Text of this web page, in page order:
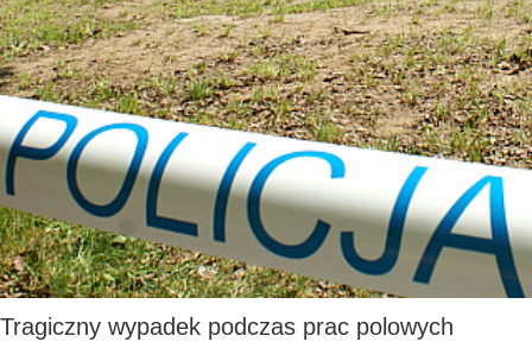
Tragiczny wypadek podczas prac polowych